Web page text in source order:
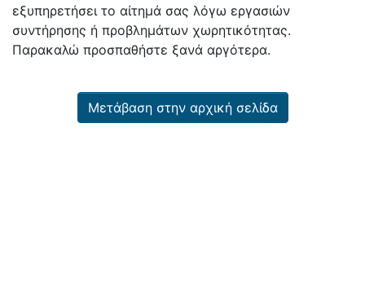
εξυπηρετήσει το αίτημά σας λόγω εργασιών
συντήρησης ή προβλημάτων χωρητικότητας.
Παρακαλώ προσπαθήστε ξανά αργότερα.
Μετάβαση στην αρχική σελίδα